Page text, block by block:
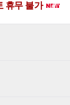
휴무 불가